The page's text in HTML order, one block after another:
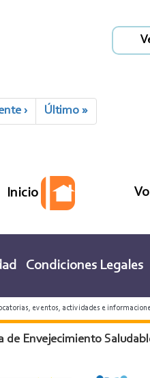
›
Última
página
Último »
Inicio
Condiciones Legales
eventos, actividades e
de Envejecimiento